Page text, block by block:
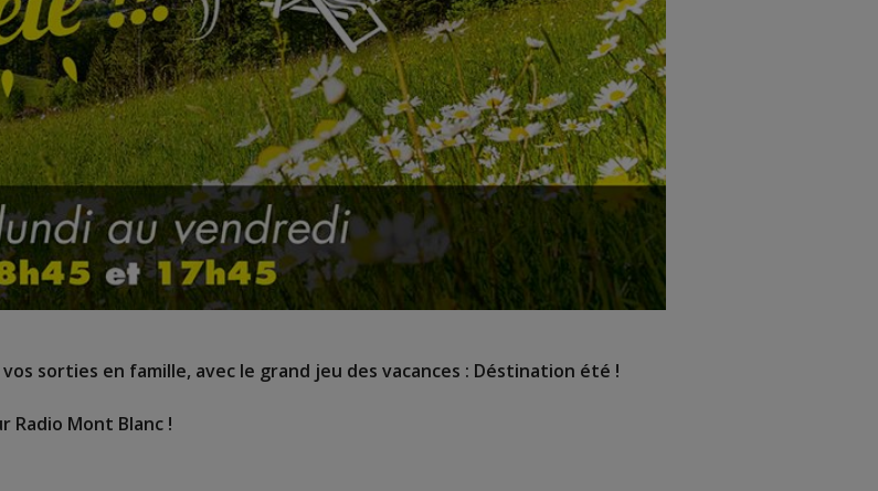
sorties en famille, avec le grand jeu des vacances : Déstination été !
Radio Mont Blanc !